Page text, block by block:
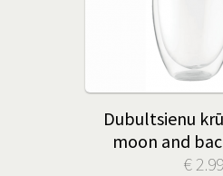
Dubultsienu
moon and
€ 2.99